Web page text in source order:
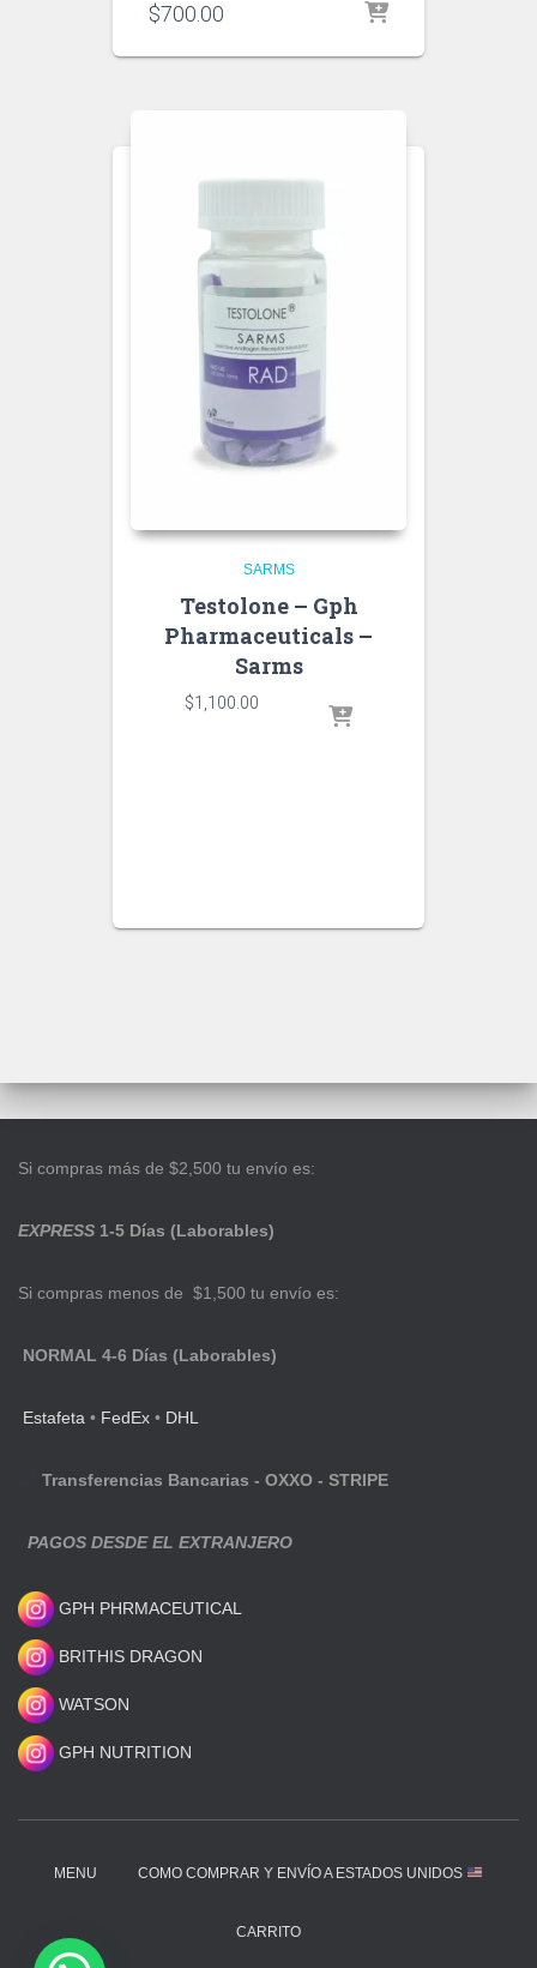
$700.00
SARMS
Testolone – Gph
Pharmaceuticals –
Sarms
$1,100.00
Si compras más de $2,500 tu envío es:
EXPRESS 1-5 Días (Laborables)
Si compras menos de $1,500 tu envío es:
NORMAL 4-6 Días (Laborables)
Estafeta • FedEx • DHL
Transferencias Bancarias - OXXO - STRIPE
PAGOS DESDE EL EXTRANJERO
GPH PHRMACEUTICAL
BRITHIS DRAGON
WATSON
GPH NUTRITION
MENU COMO COMPRAR Y ENVÍO A ESTADOS UNIDOS
CARRITO